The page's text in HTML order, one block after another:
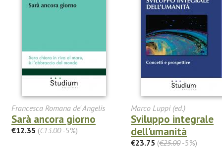
Francesca Romana de' Angelis
Sarà ancora giorno
€12.35 (€13.00-5%)
Marco Luppi (ed.)
Sviluppo integrale
dell'umanità
€23.75 (€25.00-5%)